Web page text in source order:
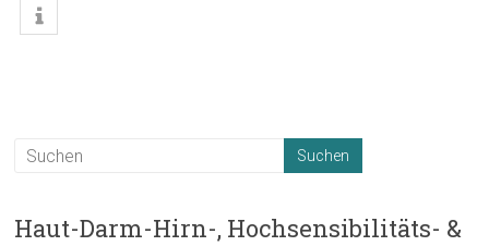
Haut-Darm-Hirn-, Hochsensibilitäts- &